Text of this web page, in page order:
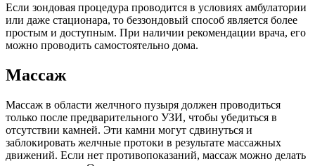
Если зондовая процедура проводится в условиях амбулатории
или даже стационара, то беззондовый способ является более
простым и доступным. При наличии рекомендации врача, его
можно проводить самостоятельно дома.
Массаж
Массаж в области желчного пузыря должен проводиться
только после предварительного УЗИ, чтобы убедиться в
отсутствии камней. Эти камни могут сдвинуться и
заблокировать желчные протоки в результате массажных
движений. Если нет противопоказаний, массаж можно делать